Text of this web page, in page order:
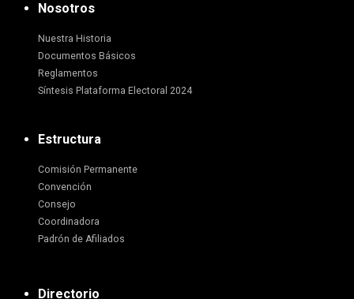
Nosotros
Nuestra Historia
Documentos Básicos
Reglamentos
Síntesis Plataforma Electoral 2024
Estructura
Comisión Permanente
Convención
Consejo
Coordinadora
Padrón de Afiliados
Directorio